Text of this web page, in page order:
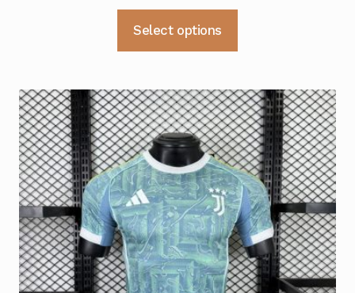
Select options
multe
variații.
Opțiunile
pot
fi
alese
în
pagina
produsului.